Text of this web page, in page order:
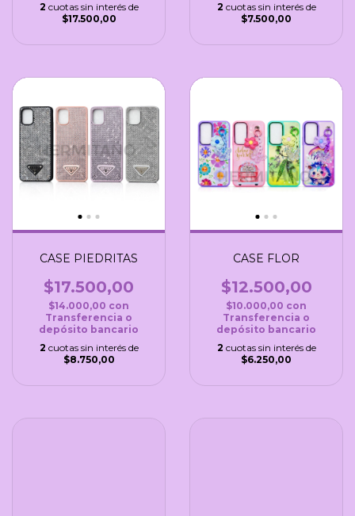
2 cuotas sin interés de
$17.500,00
2 cuotas sin interés de
$7.500,00
CASE PIEDRITAS
$17.500,00
$14.000,00 con
Transferencia o
depósito bancario
2 cuotas sin interés de
$8.750,00
CASE FLOR
$12.500,00
$10.000,00 con
Transferencia o
depósito bancario
2 cuotas sin interés de
$6.250,00